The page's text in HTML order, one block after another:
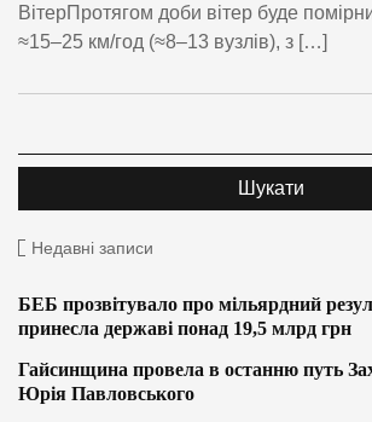
ВітерПротягом доби вітер буде
≈15–25 км/год (≈8–13 вузлів), з […]
Недавні записи
БЕБ прозвітувало про мільярдний
принесла державі понад 19,5 млрд грн
Гайсинщина провела в останню путь
Юрія Павловського